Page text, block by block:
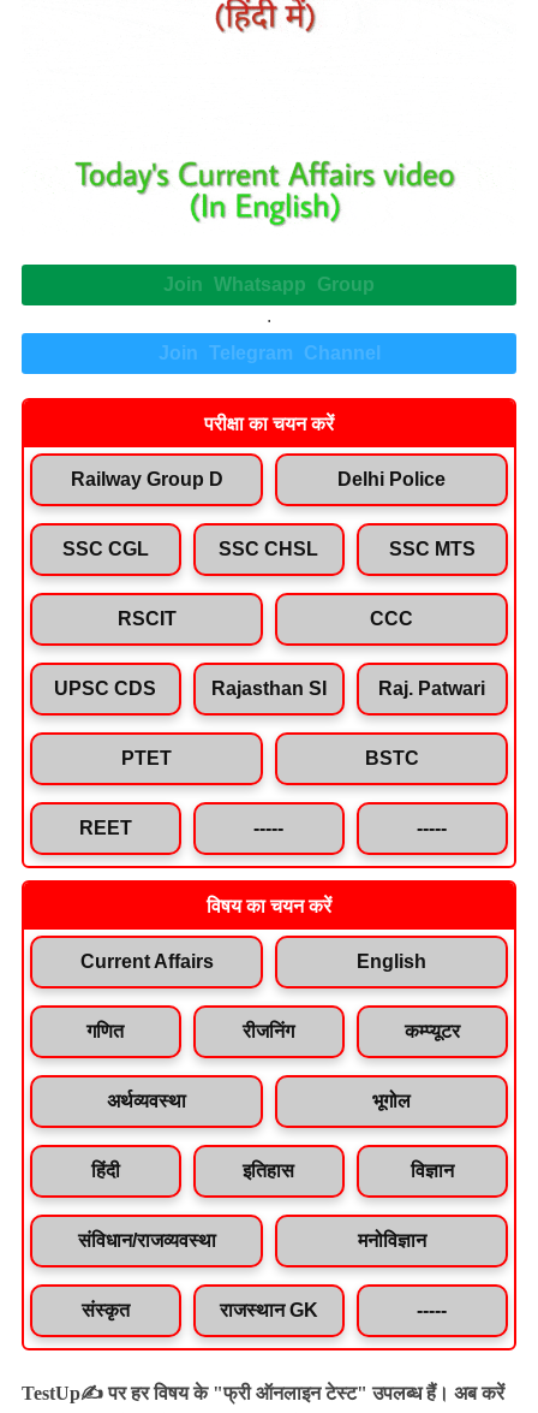
Join Whatsapp Group
.
Join Telegram Channel
परीक्षा का चयन करें
Railway Group D Delhi Police
SSC CGL SSC CHSL SSC MTS
RSCIT CCC
UPSC CDS Rajasthan SI Raj. Patwari
PTET BSTC
REET ----- -----
विषय का चयन करें
Current Affairs English
गणित रीजनिंग कम्प्यूटर
अर्थव्यवस्था भूगोल
हिंदी इतिहास विज्ञान
संविधान/राजव्यवस्था मनोविज्ञान
संस्कृत राजस्थान GK -----
TestUp✍️ पर हर विषय के "फ्री ऑनलाइन टेस्ट" उपलब्ध हैं। अब करें